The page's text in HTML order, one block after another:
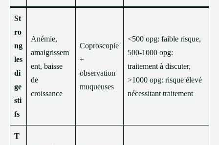
St
ro
ng
les
di
ge
sti
fs
Anémie,
amaigrissem
ent, baisse
de
croissance
Coproscopie
+
observation
muqueuses
<500 opg: faible risque,
500-1000 opg:
traitement à discuter,
>1000 opg: risque élevé
nécessitant traitement
T